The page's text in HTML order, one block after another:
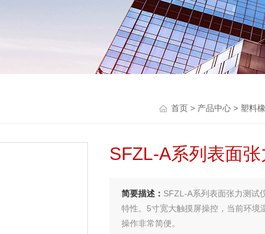
首页 > 产品中心 > 塑料
SFZL-A系列表面
简要描述： SFZL-A系列表面张力测试
特性。5寸宽大触摸屏操控，当前环境
操作非常简便。